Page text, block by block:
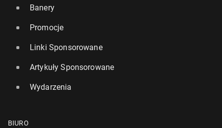
Banery
Promocje
Linki Sponsorowane
Artykuły Sponsorowane
Wydarzenia
BIURO